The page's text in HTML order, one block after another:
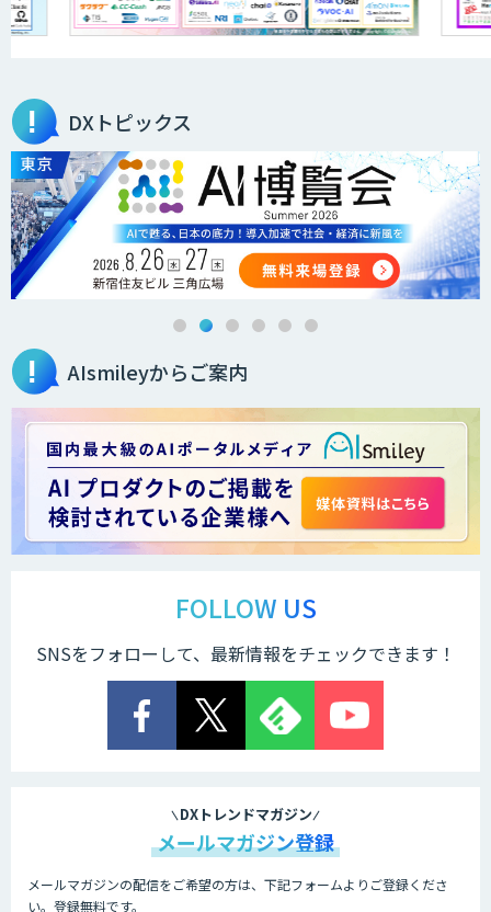
DXトピックス
AIsmileyからご案内
FOLLOW US
SNSをフォローして、最新情報をチェックできます！
DXトレンドマガジン
メールマガジン登録
メールマガジンの配信をご希望の方は、下記フォームよりご登録くださ
い。登録無料です。